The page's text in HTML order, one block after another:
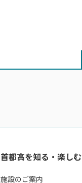
首都高を知る・楽しむ
施設のご案内